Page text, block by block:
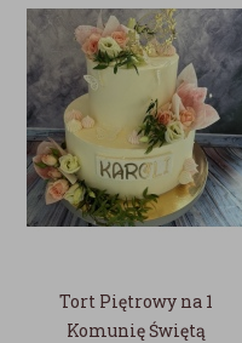
Tort Piętrowy na 1
Komunię Świętą